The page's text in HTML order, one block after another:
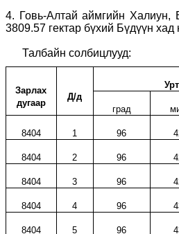
4. Говь-Алтай аймгийн Халиун,
3809.57 гектар бүхий Бүдүүн хад
Талбайн солбицлууд:
Зарлах
дугаар
Д/д
град
8404 1 96
8404 2 96
8404 3 96
8404 4 96
8404 5 96